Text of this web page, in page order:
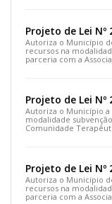
Projeto de Lei Nº
Autoriza o Município
recursos na
parceria com a
Projeto de Lei Nº
Autoriza o Município
modalidade
Comunidade
Projeto de Lei Nº
Autoriza o Município
recursos na
parceria com a